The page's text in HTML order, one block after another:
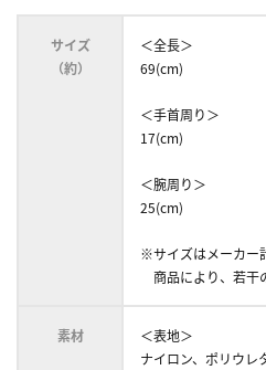
サイズ
（約）
＜全長＞
69(cm)
＜手首周り＞
17(cm)
＜腕周り＞
25(cm)
※サイズはメーカー
商品により、若干
素材
＜表地＞
ナイロン、ポリウレ